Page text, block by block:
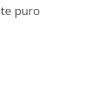
puro